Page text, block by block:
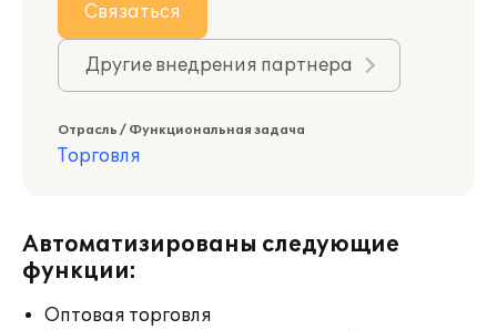
Связаться
Другие внедрения партнера
Отрасль / Функциональная задача
Торговля
Автоматизированы следующие
функции:
Оптовая торговля